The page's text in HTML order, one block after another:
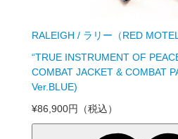
RALEIGH / ラリー（RED
“TRUE INSTRUMENT OF
COMBAT JACKET & COMBAT
Ver.BLUE)
¥86,900円
（税込）